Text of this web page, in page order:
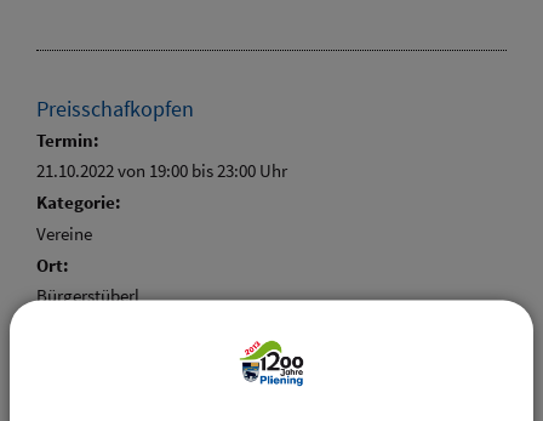
Preisschafkopfen
Termin:
21.10.2022 von 19:00 bis 23:00 Uhr
Kategorie:
Vereine
Ort:
Bürgerstüberl